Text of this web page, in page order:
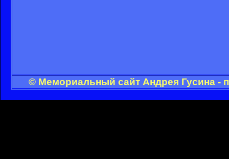
© Мемориальный сайт Андрея Гусина -